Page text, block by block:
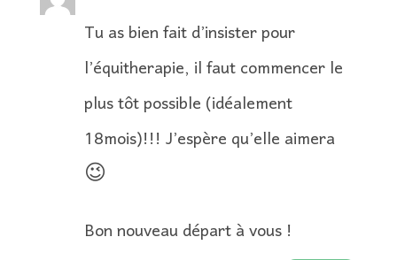
Tu as bien fait d’insister pour
l’équitherapie, il faut commencer le
plus tôt possible (idéalement
18mois)!!! J’espère qu’elle aimera
😉
Bon nouveau départ à vous !